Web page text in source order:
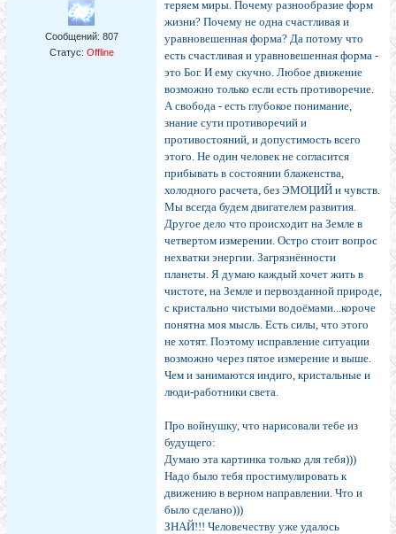
Сообщений: 807
Статус: Offline
теряем миры. Почему разнообразие форм
жизни? Почему не одна счастливая и
уравновешенная форма? Да потому что
есть счастливая и уравновешенная форма -
это Бог. И ему скучно. Любое движение
возможно только если есть противоречие.
А свобода - есть глубокое понимание,
знание сути противоречий и
противостояний, и допустимость всего
этого. Не один человек не согласится
прибывать в состоянии блаженства,
холодного расчета, без ЭМОЦИЙ и чувств.
Мы всегда будем двигателем развития.
Другое дело что происходит на Земле в
четвертом измерении. Остро стоит вопрос
нехватки энергии. Загрязнённости
планеты. Я думаю каждый хочет жить в
чистоте, на Земле и первозданной природе,
с кристально чистыми водоёмами...короче
понятна моя мысль. Есть силы, что этого
не хотят. Поэтому исправление ситуации
возможно через пятое измерение и выше.
Чем и занимаются индиго, кристальные и
люди-работники света.
Про войнушку, что нарисовали тебе из
будущего:
Думаю эта картинка только для тебя)))
Надо было тебя простимулировать к
движению в верном направлении. Что и
было сделано)))
ЗНАЙ!!! Человечеству уже удалось